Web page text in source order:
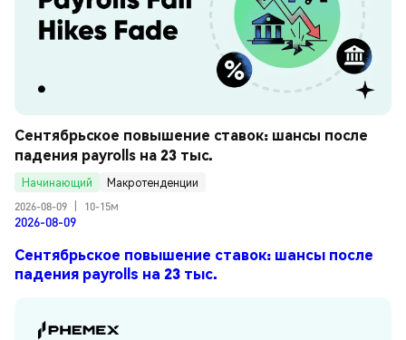
Сентябрьское повышение ставок: шансы после
падения payrolls на 23 тыс.
Начинающий
Макротенденции
2026-08-09
10-15м
2026-08-09
Сентябрьское повышение ставок: шансы после
падения payrolls на 23 тыс.